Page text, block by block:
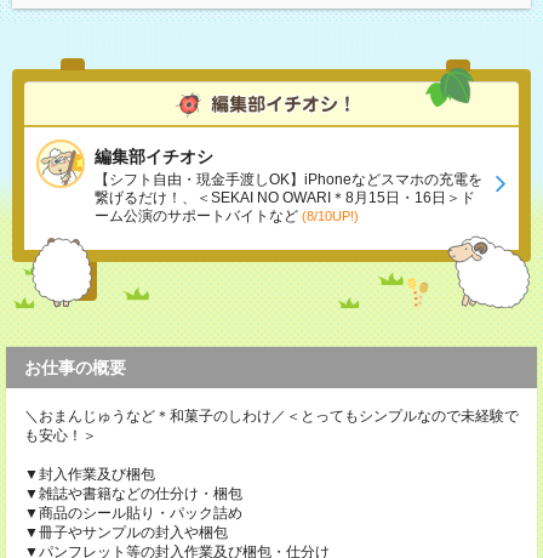
編集部イチオシ
【シフト自由・現金手渡しOK】iPhoneなどスマホの充電を
繋げるだけ！、＜SEKAI NO OWARI＊8月15日・16日＞ド
ーム公演のサポートバイトなど (8/10UP!)
お仕事の概要
＼おまんじゅうなど＊和菓子のしわけ／＜とってもシンプルなので未経験で
も安心！＞
▼封入作業及び梱包
▼雑誌や書籍などの仕分け・梱包
▼商品のシール貼り・パック詰め
▼冊子やサンプルの封入や梱包
▼パンフレット等の封入作業及び梱包・仕分け